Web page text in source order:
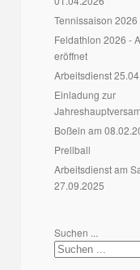
Tennissaison 2026
Feldathlon 2026 -
eröffnet
Arbeitsdienst
Einladung zur
Boßeln am
Prellball
Arbeitsdienst am
27.09.2025
Suchen ...